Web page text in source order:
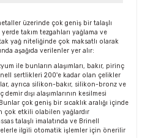
üzerinde çok geniş bir talaşlı
takım tezgahları yağlama ve
yağ niteliğinde çok maksatlı olarak
aşağıda verilenler yer alır:
ile bunların alaşımları, bakır, pirinç
sertlikleri 200'e kadar olan çelikler
ayrıca silikon-bakır, silikon-bronz ve
dışı alaşımlarının kesilmesi
çok geniş bir sıcaklık aralığı içinde
çok etkili olabilen yağlardır
talaşlı imalatında ve Brinell
ilgili otomatik işlemler için önerilir